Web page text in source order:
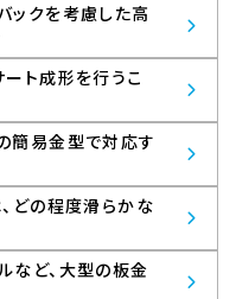
ックを考慮した高
ト成形を行うこ
簡易金型で対応す
どの程度滑らかな
など、大型の板金